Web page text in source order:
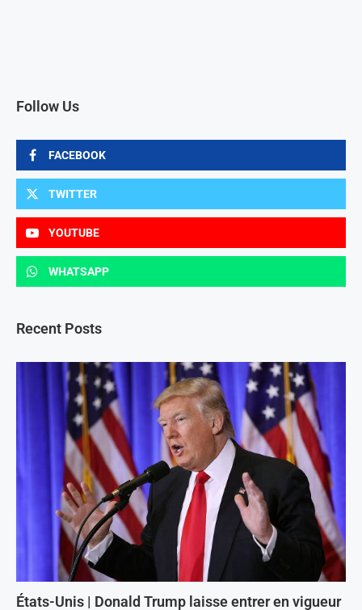
Follow Us
FACEBOOK
TWITTER
YOUTUBE
WHATSAPP
Recent Posts
États-Unis | Donald Trump laisse entrer en vigueur